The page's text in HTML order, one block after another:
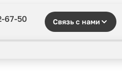
67-50 Связь с нами